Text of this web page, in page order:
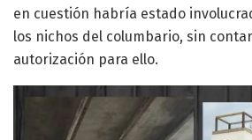
en cuestión habría estado
los nichos del columbario, sin
autorización para ello.